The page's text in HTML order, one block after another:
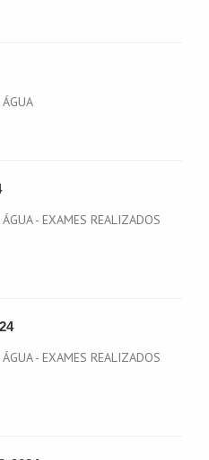
- EXAMES REALIZADOS
- EXAMES REALIZADOS